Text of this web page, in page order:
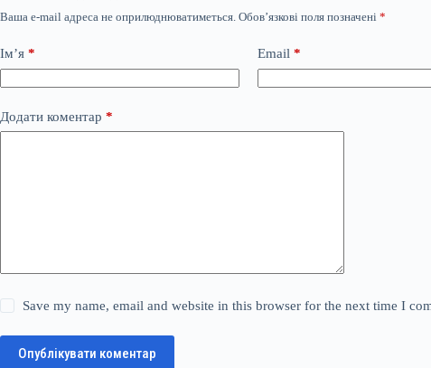
Ваша e-mail адреса не оприлюднюватиметься. Обов’язкові поля позначені *
Ім’я * Email *
Додати коментар *
Save my name, email and website in this browser for the next time I
Опублікувати коментар